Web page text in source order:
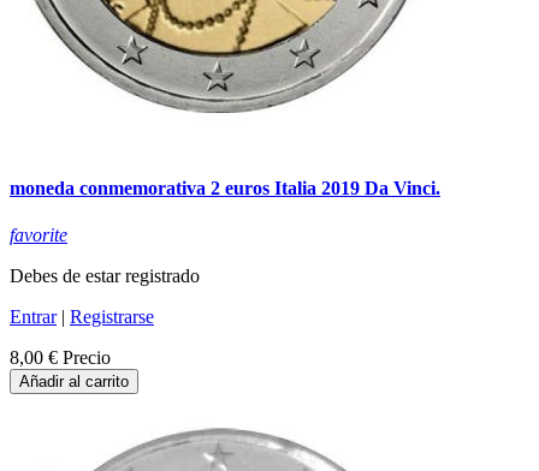
moneda conmemorativa 2 euros Italia 2019 Da Vinci.
favorite
Debes de estar registrado
Entrar| Registrarse
8,00 € Precio
Añadir al carrito